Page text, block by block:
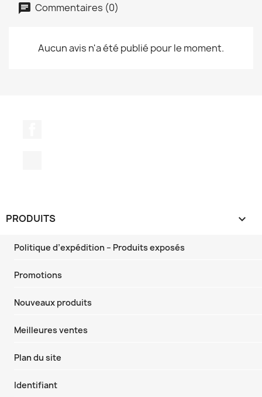
Commentaires (0)
Aucun avis n'a été publié pour le moment.
PRODUITS 
Politique d’expédition – Produits exposés
Promotions
Nouveaux produits
Meilleures ventes
Plan du site
Identifiant